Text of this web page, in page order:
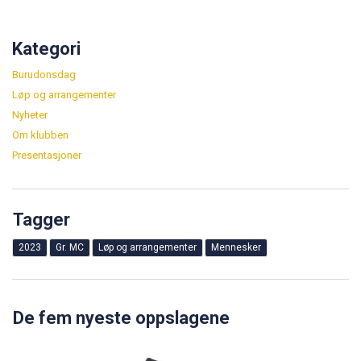
Kategori
Burudonsdag
Løp og arrangementer
Nyheter
Om klubben
Presentasjoner
Tagger
2023 Gr. MC Løp og arrangementer Mennesker
De fem nyeste oppslagene